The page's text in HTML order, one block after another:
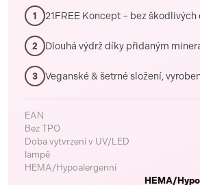
1 21FREE Koncept – bez
2 Dlouhá výdrž díky přidaným
3 Veganské & šetrné složení,
EAN
Bez TPO
Doba vytvrzení v UV/LED
lampě
HEMA/Hypoalergenní
HEMA/